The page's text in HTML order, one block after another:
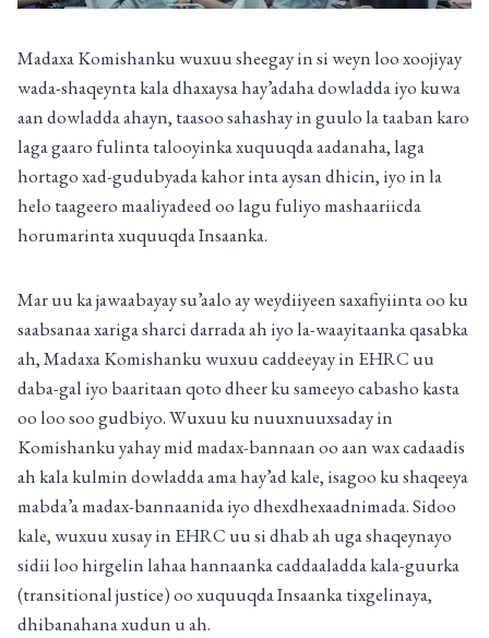
Madaxa Komishanku wuxuu sheegay in si weyn loo xoojiyay
wada-shaqeynta kala dhaxaysa hay’adaha dowladda iyo kuwa
aan dowladda ahayn, taasoo sahashay in guulo la taaban karo
laga gaaro fulinta talooyinka xuquuqda aadanaha, laga
hortago xad-gudubyada kahor inta aysan dhicin, iyo in la
helo taageero maaliyadeed oo lagu fuliyo mashaariicda
horumarinta xuquuqda Insaanka.
Mar uu ka jawaabayay su’aalo ay weydiiyeen saxafiyiinta oo ku
saabsanaa xariga sharci darrada ah iyo la-waayitaanka qasabka
ah, Madaxa Komishanku wuxuu caddeeyay in EHRC uu
daba-gal iyo baaritaan qoto dheer ku sameeyo cabasho kasta
oo loo soo gudbiyo. Wuxuu ku nuuxnuuxsaday in
Komishanku yahay mid madax-bannaan oo aan wax cadaadis
ah kala kulmin dowladda ama hay’ad kale, isagoo ku shaqeeya
mabda’a madax-bannaanida iyo dhexdhexaadnimada. Sidoo
kale, wuxuu xusay in EHRC uu si dhab ah uga shaqeynayo
sidii loo hirgelin lahaa hannaanka caddaaladda kala-guurka
(transitional justice) oo xuquuqda Insaanka tixgelinaya,
dhibanahana xudun u ah.